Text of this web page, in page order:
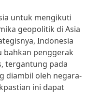
untuk mengikuti
geopolitik di Asia
Indonesia
bahkan penggerak
tergantung pada
diambil oleh negara-
ini dapat